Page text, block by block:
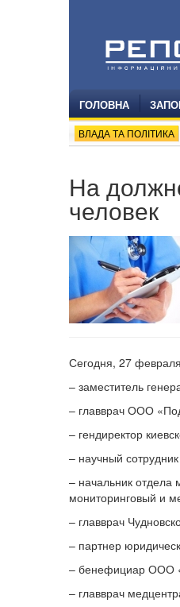
ГОЛОВНА
ВЛАДА ТА ПОЛІТИКА
На
человек
Сегодня, 27
– заместитель
– главврач ООО
– гендиректор
– научный
– начальник отдела
мониторинговый и
– главврач
– партнер
– бенефициар ООО
– главврач